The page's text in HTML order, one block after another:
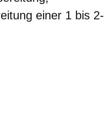
einer 1 bis 2-